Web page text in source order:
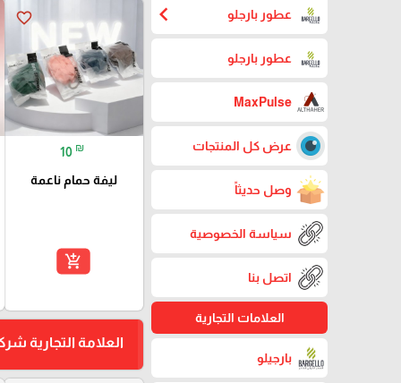
عطور بارجلو chevron_left
عطور بارجلو
MaxPulse
عرض كل المنتجات
وصل حديثاً
سياسة الخصوصية
اتصل بنا
العلامات التجارية
بارجيلو
favorite_border
10 ₪
ليفة حمام ناعمة
add_shopping_cart
العلامة التجارية